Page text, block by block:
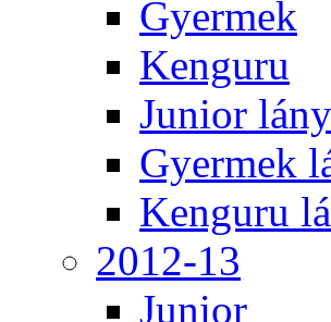
Gyermek
Kenguru
Junior lány
Gyermek
Kenguru
2012-13
Junior